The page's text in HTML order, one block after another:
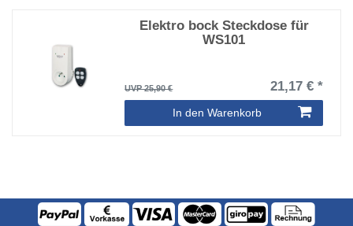
Elektro bock Steckdose für
WS101
UVP 25,90 € 21,17 € *
In den Warenkorb